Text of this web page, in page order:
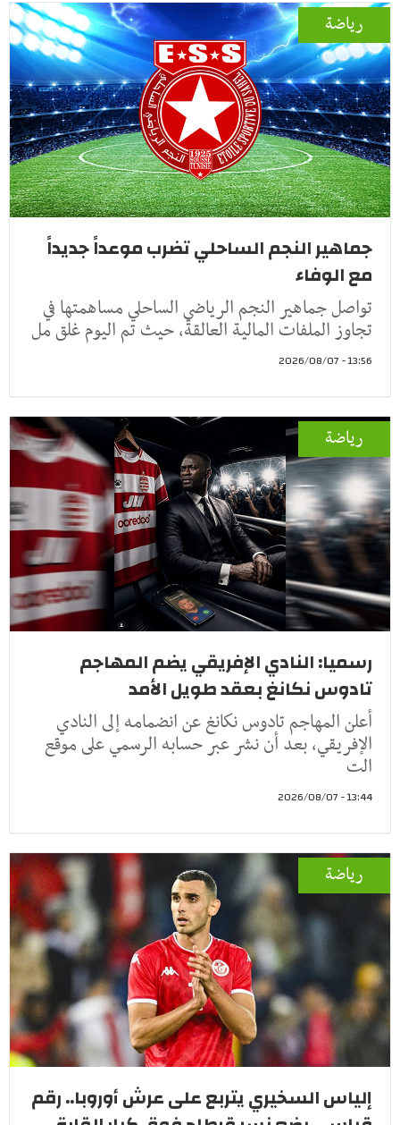
رياضة
جماهير النجم الساحلي تضرب موعداً جديداً
مع الوفاء
تواصل جماهير النجم الرياضي الساحلي مساهمتها في
تجاوز الملفات المالية العالقة، حيث تم اليوم غلق مل
13:56 - 2026/08/07
رياضة
رسميا: النادي الإفريقي يضم المهاجم
تادوس نكانغ بعقد طويل الأمد
أعلن المهاجم تادوس نكانغ عن انضمامه إلى النادي
الإفريقي، بعد أن نشر عبر حسابه الرسمي على موقع
الت
13:44 - 2026/08/07
رياضة
إلياس السخيري يتربع على عرش أوروبا.. رقم